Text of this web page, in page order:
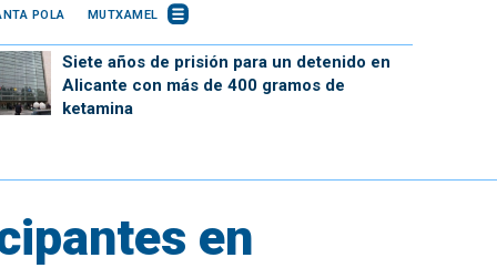
POLA MUTXAMEL
Siete años de prisión para un detenido en
Alicante con más de 400 gramos de
ketamina
en